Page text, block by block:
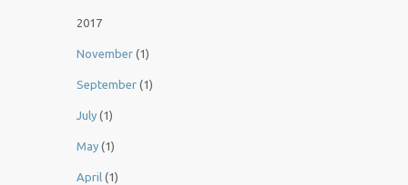
2017
November (1)
September (1)
July (1)
May (1)
April (1)